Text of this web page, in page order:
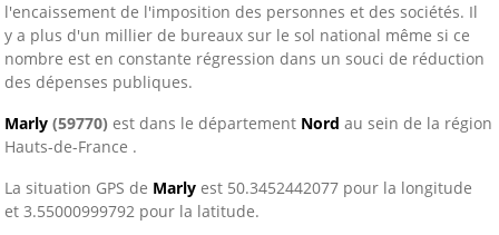
l'encaissement de l'imposition des personnes et des sociétés. Il
y a plus d'un millier de bureaux sur le sol national même si ce
nombre est en constante régression dans un souci de réduction
des dépenses publiques.
Marly (59770) est dans le département Nord au sein de la région
Hauts-de-France .
La situation GPS de Marly est 50.3452442077 pour la longitude
et 3.55000999792 pour la latitude.